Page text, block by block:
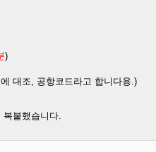
)
대조, 공항코드라고 합니다용.)
붙했습니다.